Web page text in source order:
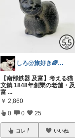
しろ@旅好き🌈雑貨好き
【南部鉄器 及富】考える猫
文鎮 1848年創業の老舗・及
富 ...
￥ 2,860
0 0 25
コレ いいね